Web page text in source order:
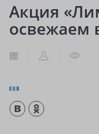
Акция
освежаем